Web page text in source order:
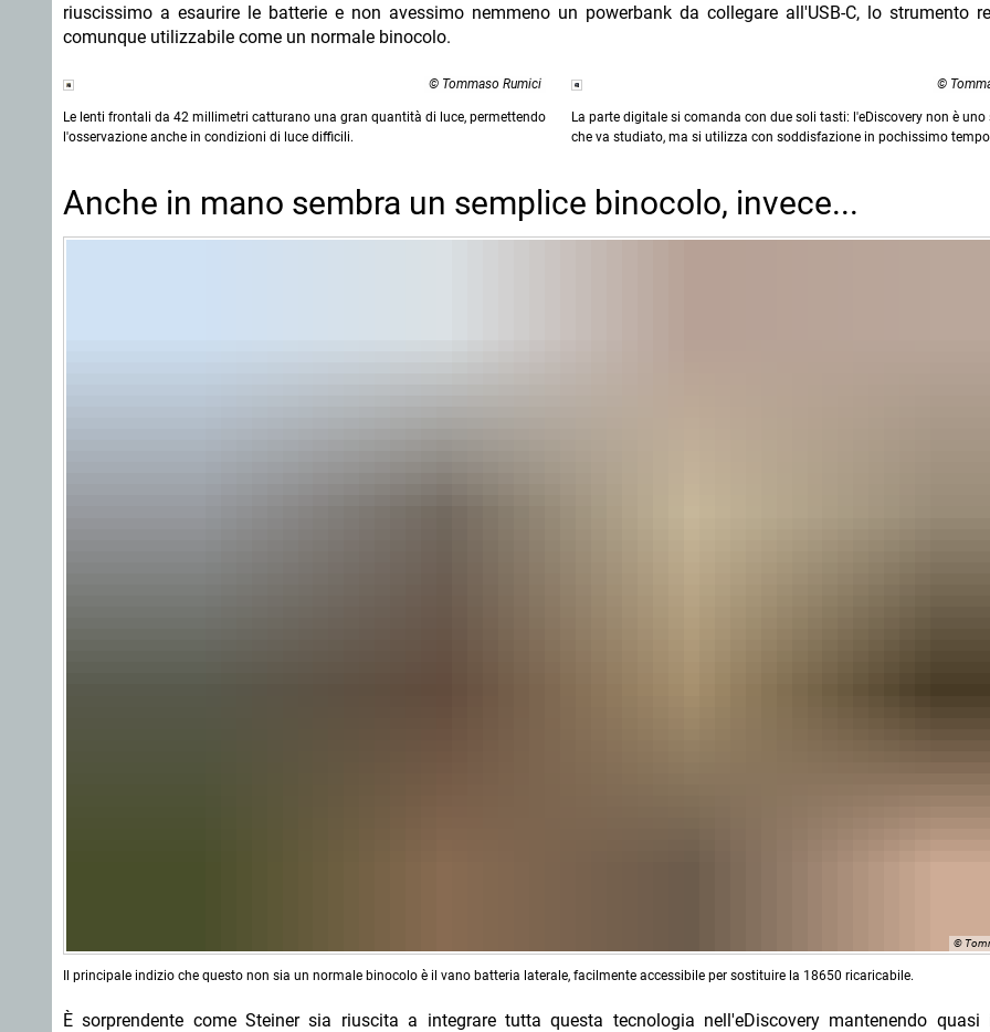
riuscissimo a esaurire le batterie e non avessimo nemmeno un powerbank da collegare all'USB-C, lo strumento
comunque utilizzabile come un normale binocolo.
© Tommaso Rumici
Le lenti frontali da 42 millimetri catturano una gran quantità di luce, permettendo
l'osservazione anche in condizioni di luce difficili.
©
La parte digitale si comanda con due soli tasti: l'eDiscovery non è
che va studiato, ma si utilizza con soddisfazione in pochissimo
Anche in mano sembra un semplice binocolo, invece...
©
Il principale indizio che questo non sia un normale binocolo è il vano batteria laterale, facilmente accessibile per sostituire la 18650 ricaricabile.
È sorprendente come Steiner sia riuscita a integrare tutta questa tecnologia nell'eDiscovery mantenendo quasi